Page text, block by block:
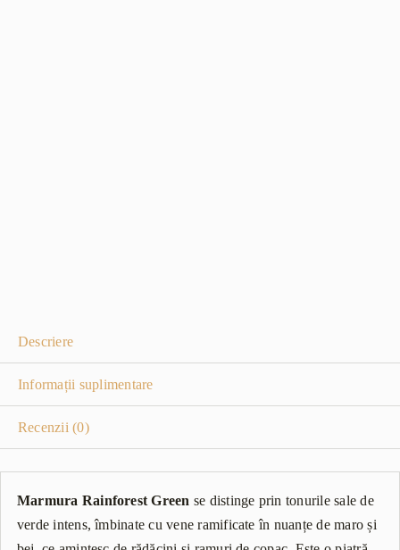
Descriere
Informații suplimentare
Recenzii (0)
Marmura Rainforest Green se distinge prin tonurile sale de
verde intens, îmbinate cu vene ramificate în nuanțe de maro și